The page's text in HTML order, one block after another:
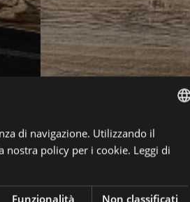
ITALIAN
di navigazione. Utilizzando il
nostra policy per i cookie. Leggi di
Funzionalità Non classificati